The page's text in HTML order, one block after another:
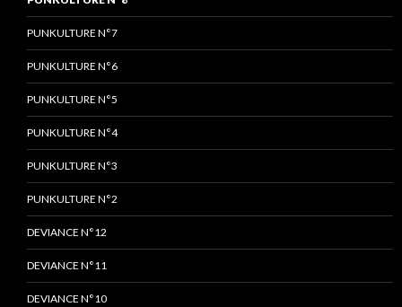
PUNKULTURE N°7
PUNKULTURE N°6
PUNKULTURE N°5
PUNKULTURE N°4
PUNKULTURE N°3
PUNKULTURE N°2
DEVIANCE N°12
DEVIANCE N°11
DEVIANCE N°10